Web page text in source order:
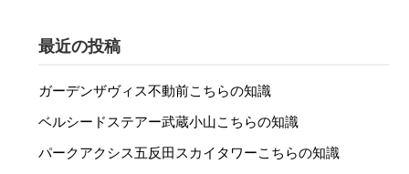
最近の投稿
ガーデンザヴィス不動前こちらの知識
ベルシードステアー武蔵小山こちらの知識
パークアクシス五反田スカイタワーこちらの知識